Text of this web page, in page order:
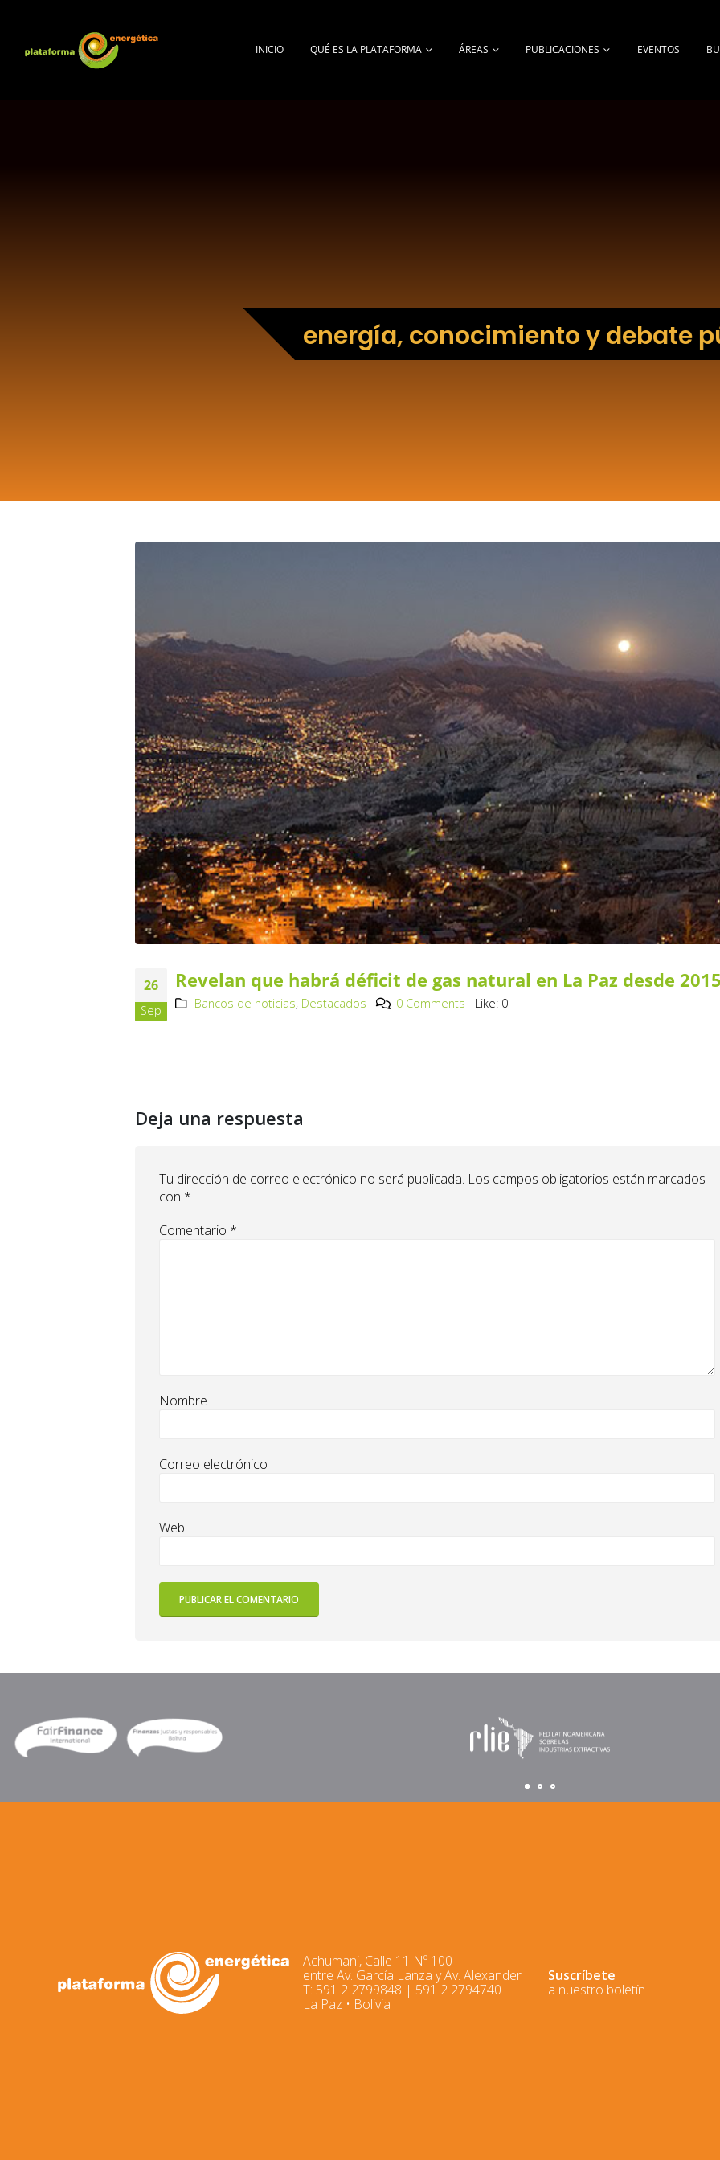
INICIO QUÉ ES LA PLATAFORMA ÁREAS PUBLICACIONES EVENTOS
energía, conocimiento y debate
26
Sep
Revelan que habrá déficit de gas natural en La Paz desde
Bancos de noticias, Destacados 0 Comments Like: 0
Deja una respuesta
Tu dirección de correo electrónico no será publicada. Los campos obligatorios están marcados
con *
Comentario *
Nombre
Correo electrónico
Web
Achumani, Calle 11 Nº 100
entre Av. García Lanza y Av. Alexander
T: 591 2 2799848 | 591 2 2794740
La Paz • Bolivia
Suscríbete
a nuestro boletín